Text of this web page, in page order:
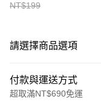
NT$199
請選擇商品選項
付款與運送方式
超取滿NT$690免運